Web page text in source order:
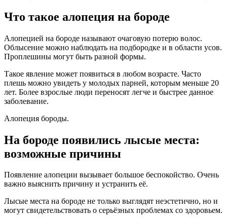
Что такое алопеция на бороде
Алопецией на бороде называют очаговую потерю волос.
Облысение можно наблюдать на подбородке и в области усов.
Проплешины могут быть разной формы.
Такое явление может появиться в любом возрасте. Часто
плешь можно увидеть у молодых парней, которым меньше 20
лет. Более взрослые люди переносят легче и быстрее данное
заболевание.
Алопеция бороды.
На бороде появились лысые места:
возможные причины
Появление алопеции вызывает большое беспокойство. Очень
важно выяснить причину и устранить её.
Лысые места на бороде не только выглядят неэстетично, но и
могут свидетельствовать о серьёзных проблемах со здоровьем.